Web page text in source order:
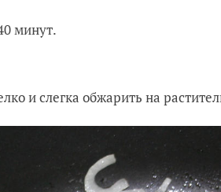
минут.
и слегка обжарить на